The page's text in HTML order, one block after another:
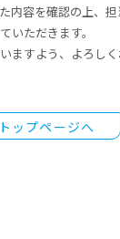
内容を確認の上、
ていただきます。
ますよう、よろしく
トップページへ